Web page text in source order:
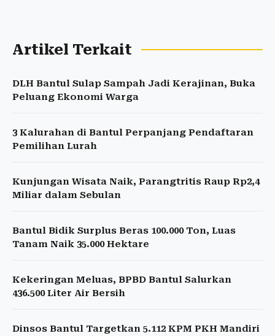
Artikel Terkait
DLH Bantul Sulap Sampah Jadi Kerajinan, Buka
Peluang Ekonomi Warga
3 Kalurahan di Bantul Perpanjang Pendaftaran
Pemilihan Lurah
Kunjungan Wisata Naik, Parangtritis Raup Rp2,4
Miliar dalam Sebulan
Bantul Bidik Surplus Beras 100.000 Ton, Luas
Tanam Naik 35.000 Hektare
Kekeringan Meluas, BPBD Bantul Salurkan
436.500 Liter Air Bersih
Dinsos Bantul Targetkan 5.112 KPM PKH Mandiri